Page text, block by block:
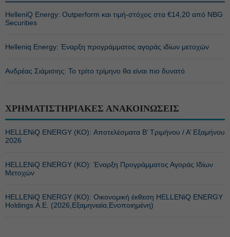
HelleniQ Energy: Outperform και τιμή-στόχος στα €14,20 από NBG
Securities
Helleniq Energy: Έναρξη προγράμματος αγοράς ιδίων μετοχών
Ανδρέας Σιάμισιης: Το τρίτο τρίμηνο θα είναι πιο δυνατό
ΧΡΗΜΑΤΙΣΤΗΡΙΑΚΕΣ ΑΝΑΚΟΙΝΩΣΕΙΣ
HELLENiQ ENERGY (ΚΟ): Αποτελέσματα Β’ Τριμήνου / Α’ Εξαμήνου
2026
HELLENiQ ENERGY (ΚΟ): Έναρξη Προγράμματος Αγοράς Ιδίων
Μετοχών
HELLENiQ ENERGY (ΚΟ): Οικονομική έκθεση HELLENiQ ENERGY
Holdings Α.Ε. (2026,Εξαμηνιαία,Ενοποιημένη)